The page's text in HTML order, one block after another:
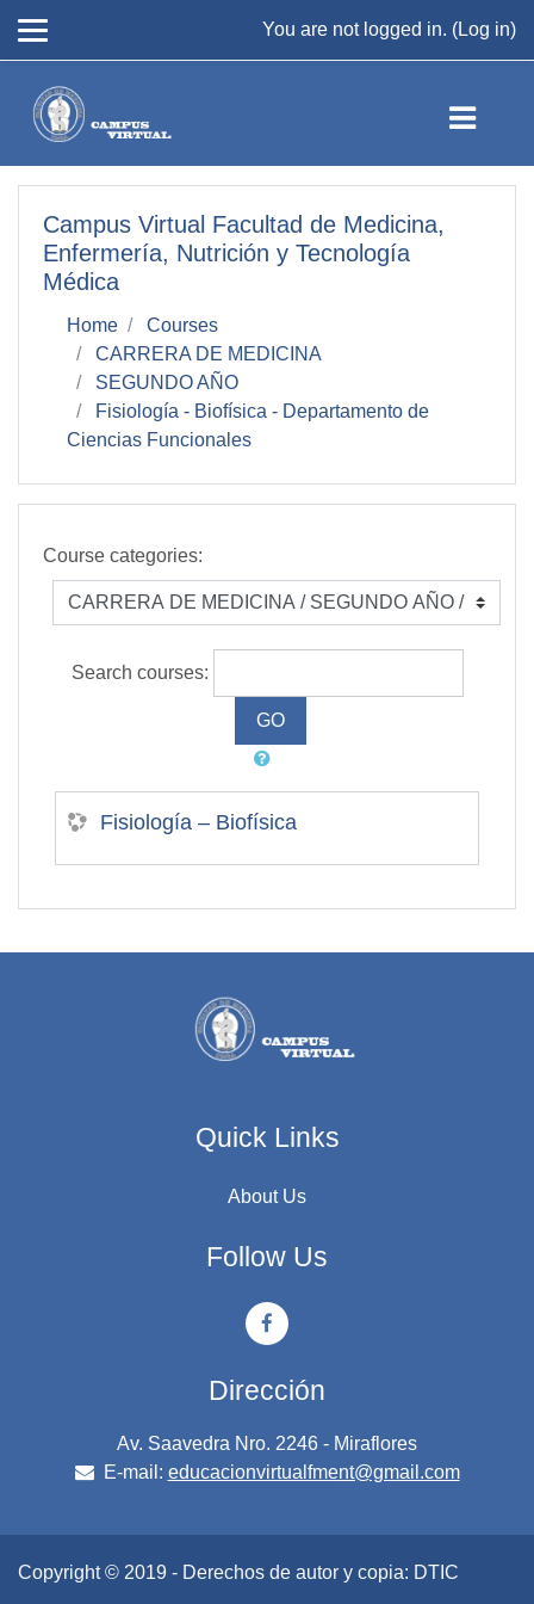
You are not logged in. (Log in)
Campus Virtual Facultad de Medicina,
Enfermería, Nutrición y Tecnología
Médica
Home
Courses
CARRERA DE MEDICINA
SEGUNDO AÑO
Fisiología - Biofísica - Departamento de
Ciencias Funcionales
Course categories:
Search courses:
Fisiología – Biofísica
Quick Links
About Us
Follow Us
Dirección
Av. Saavedra Nro. 2246 - Miraflores
E-mail: educacionvirtualfment@gmail.com
Copyright © 2019 - Derechos de autor y copia: DTIC